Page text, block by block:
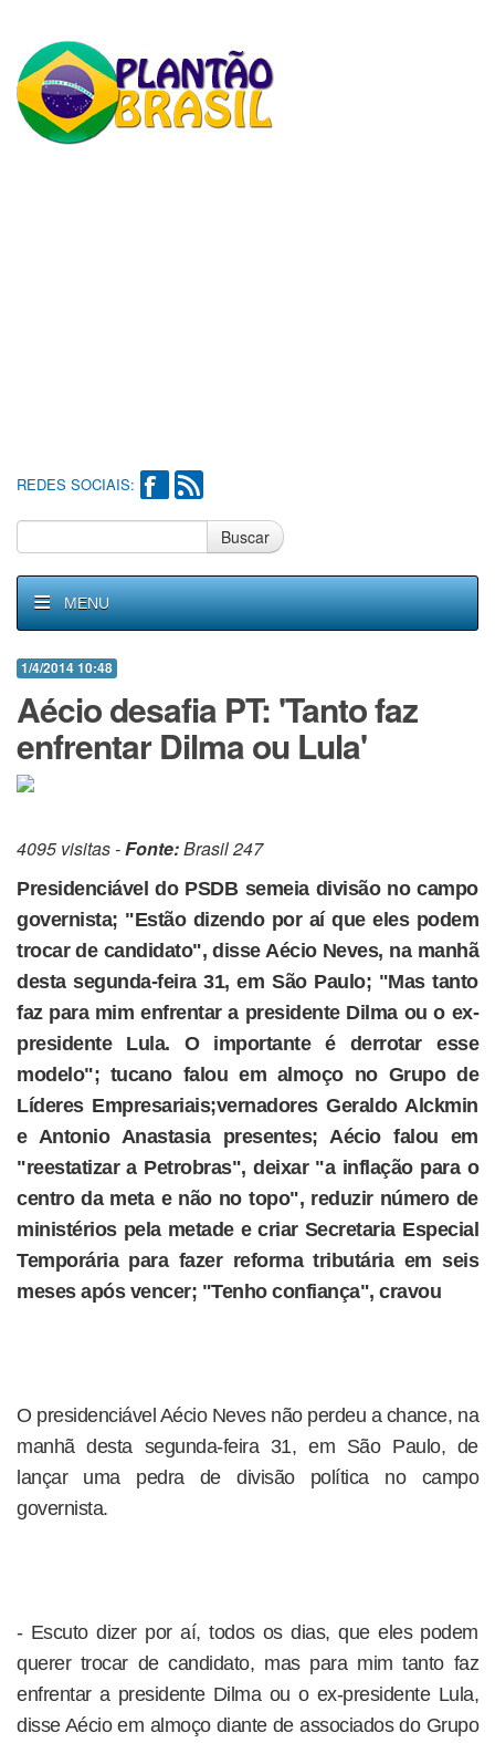
REDES SOCIAIS:
Buscar
MENU
1/4/2014 10:48
Aécio desafia PT: 'Tanto faz
enfrentar Dilma ou Lula'
4095 visitas -Fonte:Brasil 247
Presidenciável do PSDB semeia divisão no campo
governista; "Estão dizendo por aí que eles podem
trocar de candidato", disse Aécio Neves, na manhã
desta segunda-feira 31, em São Paulo; "Mas tanto
faz para mim enfrentar a presidente Dilma ou o ex-
presidente Lula. O importante é derrotar esse
modelo"; tucano falou em almoço no Grupo de
Líderes Empresariais;vernadores Geraldo Alckmin
e Antonio Anastasia presentes; Aécio falou em
"reestatizar a Petrobras", deixar "a inflação para o
centro da meta e não no topo", reduzir número de
ministérios pela metade e criar Secretaria Especial
Temporária para fazer reforma tributária em seis
meses após vencer; "Tenho confiança", cravou
O presidenciável Aécio Neves não perdeu a chance, na
manhã desta segunda-feira 31, em São Paulo, de
lançar uma pedra de divisão política no campo
governista.
- Escuto dizer por aí, todos os dias, que eles podem
querer trocar de candidato, mas para mim tanto faz
enfrentar a presidente Dilma ou o ex-presidente Lula,
disse Aécio em almoço diante de associados do Grupo